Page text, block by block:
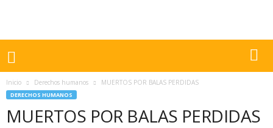
Inicio Derechos humanos MUERTOS POR BALAS PERDIDAS
DERECHOS HUMANOS
MUERTOS POR BALAS PERDIDAS